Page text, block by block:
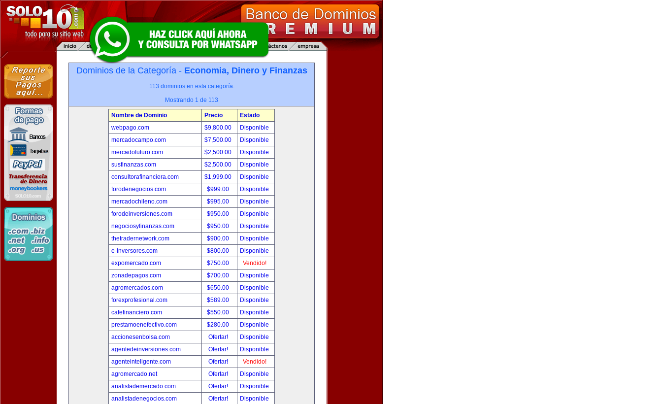
Dominios de la Categoría - Economia, Dinero y Finanzas
113 dominios en esta categoría.
Mostrando 1 de 113
Nombre de Dominio Precio
Estado
webpago.com
$9,800.00
Disponible
mercadocampo.com
$7,500.00
Disponible
mercadofuturo.com
$2,500.00
Disponible
susfinanzas.com
$2,500.00
Disponible
consultorafinanciera.com
$1,999.00
Disponible
forodenegocios.com
$999.00
Disponible
mercadochileno.com
$995.00
Disponible
forodeinversiones.com
$950.00
Disponible
negociosyfinanzas.com
$950.00
Disponible
thetradernetwork.com
$900.00
Disponible
e-Inversores.com
$800.00
Disponible
expomercado.com
$750.00
Vendido!
zonadepagos.com
$700.00
Disponible
agromercados.com
$650.00
Disponible
forexprofesional.com
$589.00
Disponible
cafefinanciero.com
$550.00
Disponible
prestamoenefectivo.com
$280.00
Disponible
accionesenbolsa.com
Ofertar!
Disponible
agentedeinversiones.com
Ofertar!
Disponible
agenteinteligente.com
Ofertar!
Vendido!
agromercado.net
Ofertar!
Disponible
analistademercado.com
Ofertar!
Disponible
analistadenegocios.com
Ofertar!
Disponible